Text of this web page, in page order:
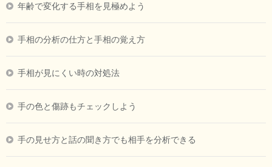
年齢で変化する手相を見極めよう
手相の分析の仕方と手相の覚え方
手相が見にくい時の対処法
手の色と傷跡もチェックしよう
手の見せ方と話の聞き方でも相手を分析できる